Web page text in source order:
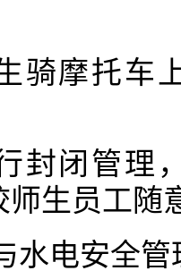
骑摩托车
封闭管理
师生员工随
水电安全管